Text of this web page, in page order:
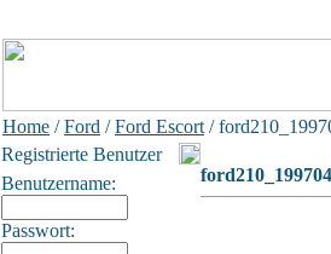
Home /Ford /Ford Escort /
Registrierte Benutzer
Benutzername:
Passwort: